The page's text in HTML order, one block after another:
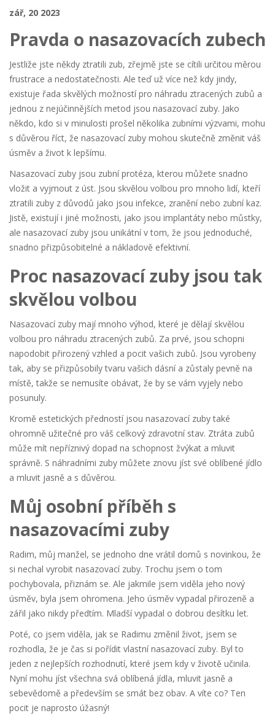
zář, 20 2023
Pravda o nasazovacích zubech
Jestliže jste někdy ztratili zub, zřejmě jste se cítili určitou měrou
frustrace a nedostatečnosti. Ale teď už více než kdy jindy,
existuje řada skvělých možností pro náhradu ztracených zubů a
jednou z nejúčinnějších metod jsou nasazovací zuby. Jako
někdo, kdo si v minulosti prošel několika zubními výzvami, mohu
s důvěrou říct, že nasazovací zuby mohou skutečně změnit váš
úsměv a život k lepšímu.
Nasazovací zuby jsou zubní protéza, kterou můžete snadno
vložit a vyjmout z úst. Jsou skvělou volbou pro mnoho lidí, kteří
ztratili zuby z důvodů jako jsou infekce, zranění nebo zubní kaz.
Jistě, existují i jiné možnosti, jako jsou implantáty nebo můstky,
ale nasazovací zuby jsou unikátní v tom, že jsou jednoduché,
snadno přizpůsobitelné a nákladově efektivní.
Proc nasazovací zuby jsou tak
skvělou volbou
Nasazovací zuby mají mnoho výhod, které je dělají skvělou
volbou pro náhradu ztracených zubů. Za prvé, jsou schopni
napodobit přirozený vzhled a pocit vašich zubů. Jsou vyrobeny
tak, aby se přizpůsobily tvaru vašich dásní a zůstaly pevně na
místě, takže se nemusíte obávat, že by se vám vyjely nebo
posunuly.
Kromě estetických předností jsou nasazovací zuby také
ohromně užitečné pro váš celkový zdravotní stav. Ztráta zubů
může mít nepříznivý dopad na schopnost žvýkat a mluvit
správně. S náhradními zuby můžete znovu jíst své oblíbené jídlo
a mluvit jasně a s důvěrou.
Můj osobní příběh s
nasazovacími zuby
Radim, můj manžel, se jednoho dne vrátil domů s novinkou, že
si nechal vyrobit nasazovací zuby. Trochu jsem o tom
pochybovala, přiznám se. Ale jakmile jsem viděla jeho nový
úsměv, byla jsem ohromena. Jeho úsměv vypadal přirozeně a
zářil jako nikdy předtím. Mladší vypadal o dobrou desítku let.
Poté, co jsem viděla, jak se Radimu změnil život, jsem se
rozhodla, že je čas si pořídit vlastní nasazovací zuby. Byl to
jeden z nejlepších rozhodnutí, které jsem kdy v životě učinila.
Nyní mohu jíst všechna svá oblíbená jídla, mluvit jasně a
sebevědomě a především se smát bez obav. A víte co? Ten
pocit je naprosto úžasný!